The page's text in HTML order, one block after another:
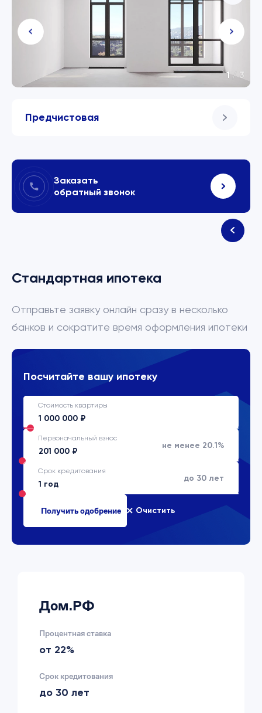
Предчистовая
1 /3
Заказать
обратный звонок
Стандартная ипотека
Отправьте заявку онлайн сразу в несколько
банков и сократите время оформления ипотеки
Посчитайте вашу ипотеку
Стоимость квартиры
Первоначальный взнос
не менее 20.1%
Срок кредитования
до 30 лет
Очистить
Дом.РФ
Процентная ставка
от 22%
Срок кредитования
до 30 лет